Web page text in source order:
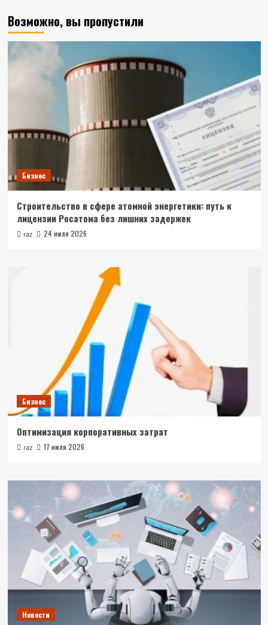
Возможно, вы пропустили
Бизнес
Строительство в сфере атомной энергетики: путь к
лицензии Росатома без лишних задержек
raz 24 июля 2026
Бизнес
Оптимизация корпоративных затрат
raz 17 июля 2026
Новости